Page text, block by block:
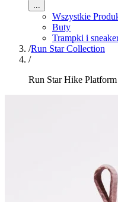
...
Wszystkie
Buty
Trampki i
/Run Star Collection
/
Run Star Hike